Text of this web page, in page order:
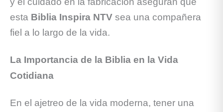
esta Biblia Inspira NTV sea una compañera
fiel a lo largo de la vida.
La Importancia de la Biblia en la Vida
Cotidiana
En el ajetreo de la vida moderna, tener una